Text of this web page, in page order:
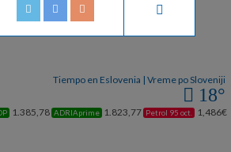
Tiempo en Eslovenia | Vreme po Sloveniji
18°
1.385,78 ADRIAprime 1.823,77 Petrol 95 oct. 1,486€